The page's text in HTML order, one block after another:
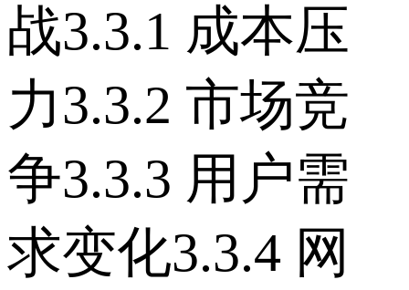
战 3.3.1 成本压
力 3.3.2 市场竞
争 3.3.3 用户需
求变化 3.3.4 网